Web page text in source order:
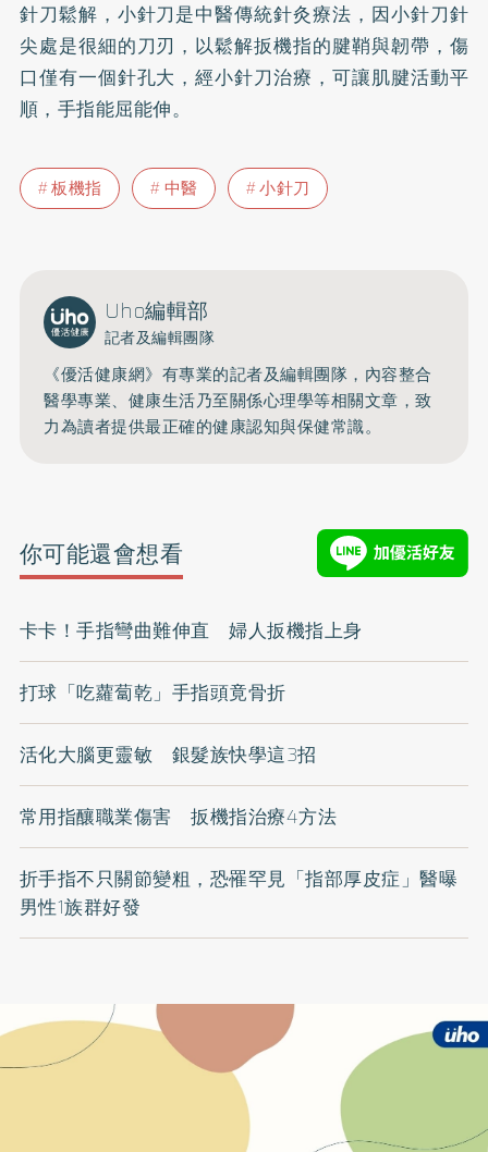
針刀鬆解，小針刀是中醫傳統針灸療法，因小針刀針
尖處是很細的刀刃，以鬆解扳機指的腱鞘與韌帶，傷
口僅有一個針孔大，經小針刀治療，可讓肌腱活動平
順，手指能屈能伸。
板機指 中醫 小針刀
Uho編輯部
記者及編輯團隊
《優活健康網》有專業的記者及編輯團隊，內容整合
醫學專業、健康生活乃至關係心理學等相關文章，致
力為讀者提供最正確的健康認知與保健常識。
你可能還會想看
卡卡！手指彎曲難伸直 婦人扳機指上身
打球「吃蘿蔔乾」手指頭竟骨折
活化大腦更靈敏 銀髮族快學這3招
常用指釀職業傷害 扳機指治療4方法
折手指不只關節變粗，恐罹罕見「指部厚皮症」醫曝
男性1族群好發